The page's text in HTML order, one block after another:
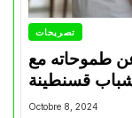
تصريحات
طموحاته مع
قسنطينة
Octobre 8, 2024